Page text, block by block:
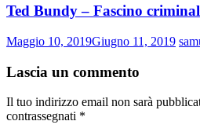
Ted Bundy – Fascino
Maggio 10, 2019Giugno 11, 2019
Lascia un commento
Il tuo indirizzo email non sarà
contrassegnati *